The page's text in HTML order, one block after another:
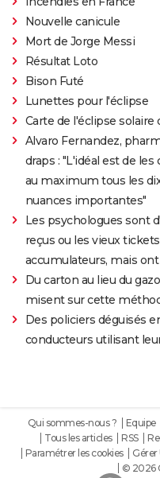
Nouvelle canicule
Mort de Jorge Messi
Résultat Loto
Bison Futé
Lunettes pour l'éclipse
Carte de l'éclipse solaire
Alvaro Fernandez,
draps : "L'idéal est de
au maximum tous les
nuances importantes"
Les psychologues sont
reçus ou les vieux
accumulateurs, mais
Du carton au lieu du
misent sur cette
Des policiers déguisés
conducteurs utilisant
Qui sommes-nous ? Equipe
Tous les articles
RSS
Paramétrer les cookies
Gérer
© 2026